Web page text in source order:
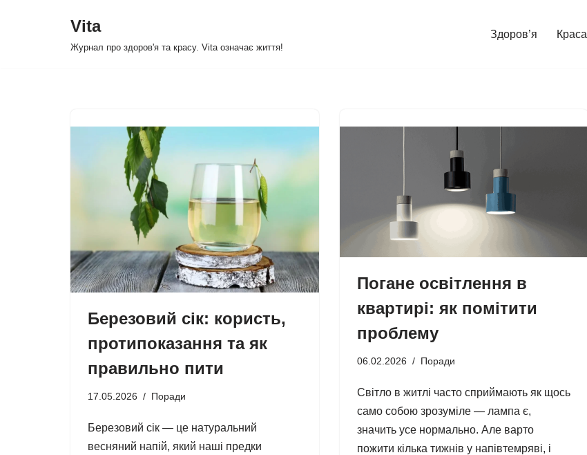
Vita
Журнал про здоров'я та красу. Vita означає життя!
Здоров’я Краса
Березовий сік: користь,
протипоказання та як
правильно пити
17.05.2026 Поради
Березовий сік — це натуральний
весняний напій, який наші предки
Погане освітлення в
квартирі: як помітити
проблему
06.02.2026 Поради
Світло в житлі часто сприймають як щось
само собою зрозуміле — лампа є,
значить усе нормально. Але варто
пожити кілька тижнів у напівтемряві, і